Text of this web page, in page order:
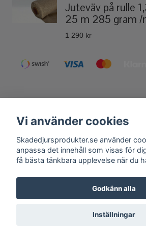
Juteväv på rulle
25 m 285 gram /
1 290 kr
Kontakt Köpvillkor
Få vårt
Andra butiker från
Fågelskrämma.se,Tilahome.se,
© Copyright 2026
Vi använder cookies
Skadedjursprodukter.se använder
anpassa det innehåll som visas för
få bästa tänkbara upplevelse när du
Godkänn alla
Inställningar